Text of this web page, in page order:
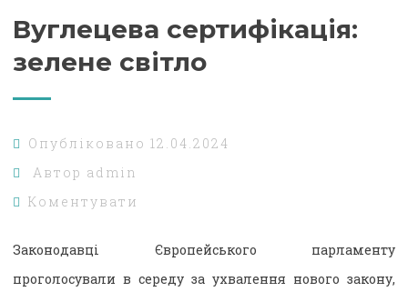
Вуглецева сертифікація:
зелене світло
Опубліковано 12.04.2024
Автор admin
Коментувати
Законодавці Європейського парламенту
проголосували в середу за ухвалення нового закону,